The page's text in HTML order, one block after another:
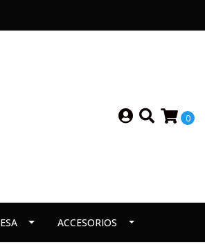
0
ACCESORIOS